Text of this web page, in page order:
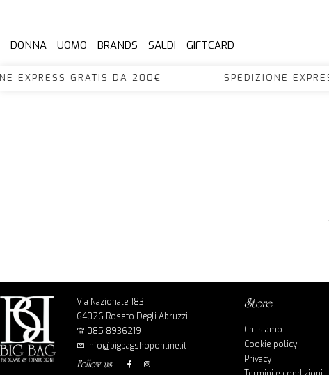
DONNA UOMO BRANDS SALDI GIFTCARD
EXPRESS GRATIS DA 200€ SPEDIZIONE
Via Nazionale 183
64026 Roseto Degli Abruzzi
085 8936219
info@bigbagshoponline.it
follow us
store
Chi siamo
Cookie policy
Privacy